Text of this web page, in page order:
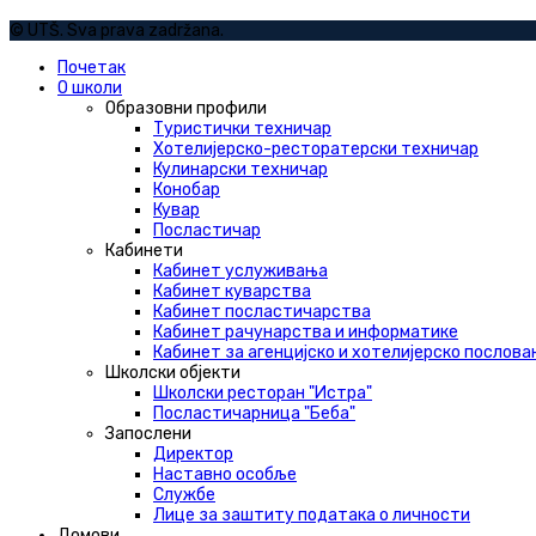
© UTŠ. Sva prava zadržana.
Почетак
О школи
Образовни профили
Туристички техничар
Хотелијерско-ресторатерски техничар
Кулинарски техничар
Конобар
Кувар
Посластичар
Кабинети
Кабинет услуживања
Кабинет куварства
Кабинет посластичарства
Кабинет рачунарства и информатике
Кабинет за агенцијско и хотелијерско
Школски објекти
Школски ресторан "Истра"
Посластичарница "Беба"
Запослени
Директор
Наставно особље
Службе
Лице за заштиту података о личности